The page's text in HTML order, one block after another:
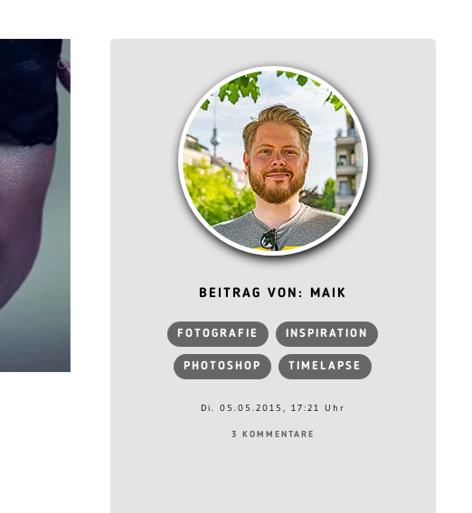
BEITRAG VON: MAIK
FOTOGRAFIE INSPIRATION
PHOTOSHOP TIMELAPSE
Di. 05.05.2015, 17:21 Uhr
3 KOMMENTARE